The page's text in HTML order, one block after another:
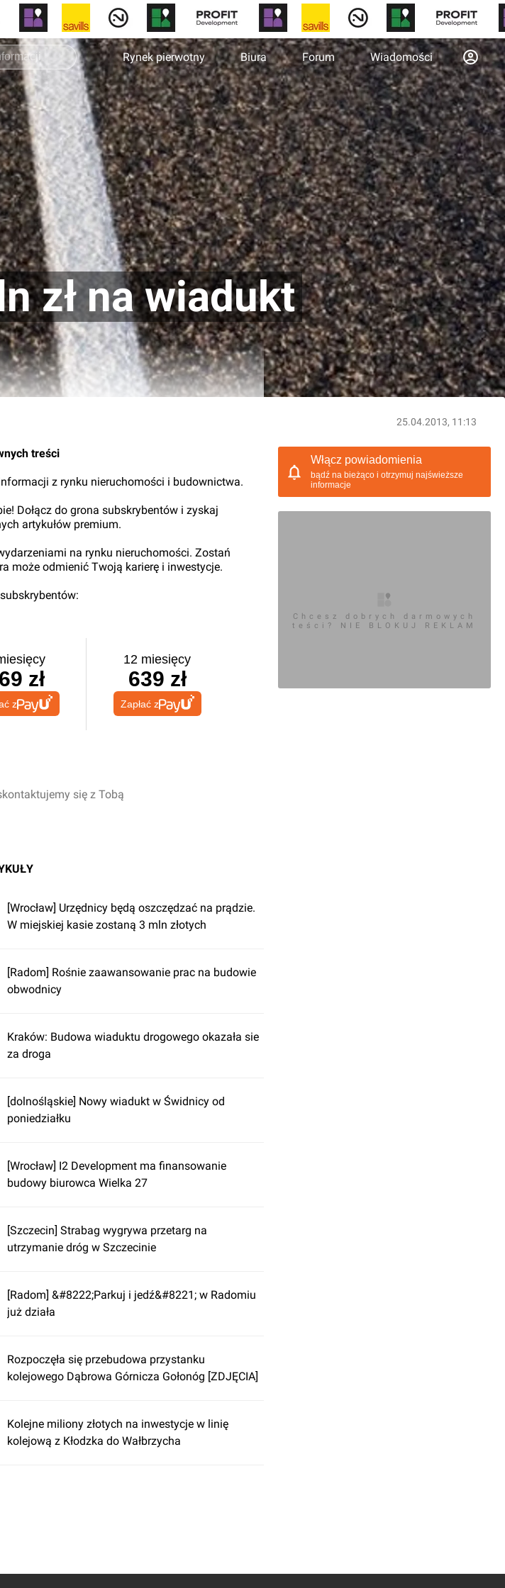
Rynek pierwotny Biura Forum Wiadomości
zł na wiadukt
25.04.2013, 11:13
treści
z rynku nieruchomości i budownictwa.
Dołącz do grona subskrybentów i zyskaj
artykułów premium.
na rynku nieruchomości. Zostań
może odmienić Twoją karierę i inwestycje.
zł
z
12 miesięcy
639 zł
Zapłać z
się z Tobą
[Wrocław] Urzędnicy będą oszczędzać na prądzie.
W miejskiej kasie zostaną 3 mln złotych
[Radom] Rośnie zaawansowanie prac na budowie
obwodnicy
Kraków: Budowa wiaduktu drogowego okazała sie
za droga
[dolnośląskie] Nowy wiadukt w Świdnicy od
poniedziałku
[Wrocław] I2 Development ma finansowanie
budowy biurowca Wielka 27
[Szczecin] Strabag wygrywa przetarg na
utrzymanie dróg w Szczecinie
[Radom] &#8222;Parkuj i jedź&#8221; w Radomiu
już działa
Rozpoczęła się przebudowa przystanku
kolejowego Dąbrowa Górnicza Gołonóg [ZDJĘCIA]
Kolejne miliony złotych na inwestycje w linię
kolejową z Kłodzka do Wałbrzycha
Włącz powiadomienia
bądź na bieżąco i otrzymuj najświeższe
informacje
Chcesz dobrych darmowych
teści? NIE BLOKUJ REKLAM